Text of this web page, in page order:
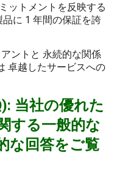
ットメントを反映する
に 1 年間の保証を誇
ントと 永続的な関係
卓越したサービスへの
当社の優れた
する一般的な
な回答をご覧